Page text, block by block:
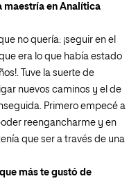
maestría en Analítica
no quería: ¡seguir en el
era lo que había estado
Tuve la suerte de
nuevos caminos y el de
Primero empecé a
reengancharme y en
que ser a través de una
más te gustó de